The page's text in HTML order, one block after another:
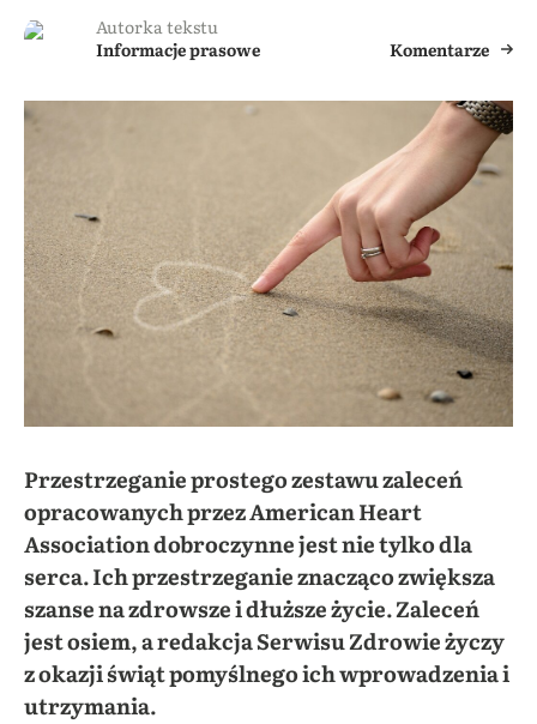
Autorka tekstu
Informacje prasowe
Komentarze
Przestrzeganie prostego zestawu zaleceń
opracowanych przez American Heart
Association dobroczynne jest nie tylko dla
serca. Ich przestrzeganie znacząco zwiększa
szanse na zdrowsze i dłuższe życie. Zaleceń
jest osiem, a redakcja Serwisu Zdrowie życzy
z okazji świąt pomyślnego ich wprowadzenia i
utrzymania.